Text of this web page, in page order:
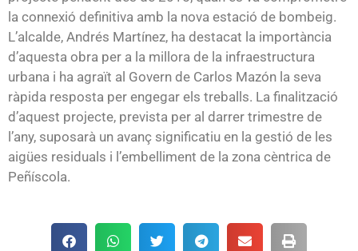
la connexió definitiva amb la nova estació de bombeig.
L’alcalde, Andrés Martínez, ha destacat la importància
d’aquesta obra per a la millora de la infraestructura
urbana i ha agraït al Govern de Carlos Mazón la seva
ràpida resposta per engegar els treballs. La finalització
d’aquest projecte, prevista per al darrer trimestre de
l’any, suposarà un avanç significatiu en la gestió de les
aigües residuals i l’embelliment de la zona cèntrica de
Peñíscola.